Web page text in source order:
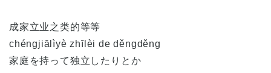
成家立业之类的等等
chéngjiālìyè zhīlèi de děngděng
家庭を持って独立したりとか